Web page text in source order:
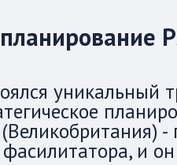
уникальный
-
и